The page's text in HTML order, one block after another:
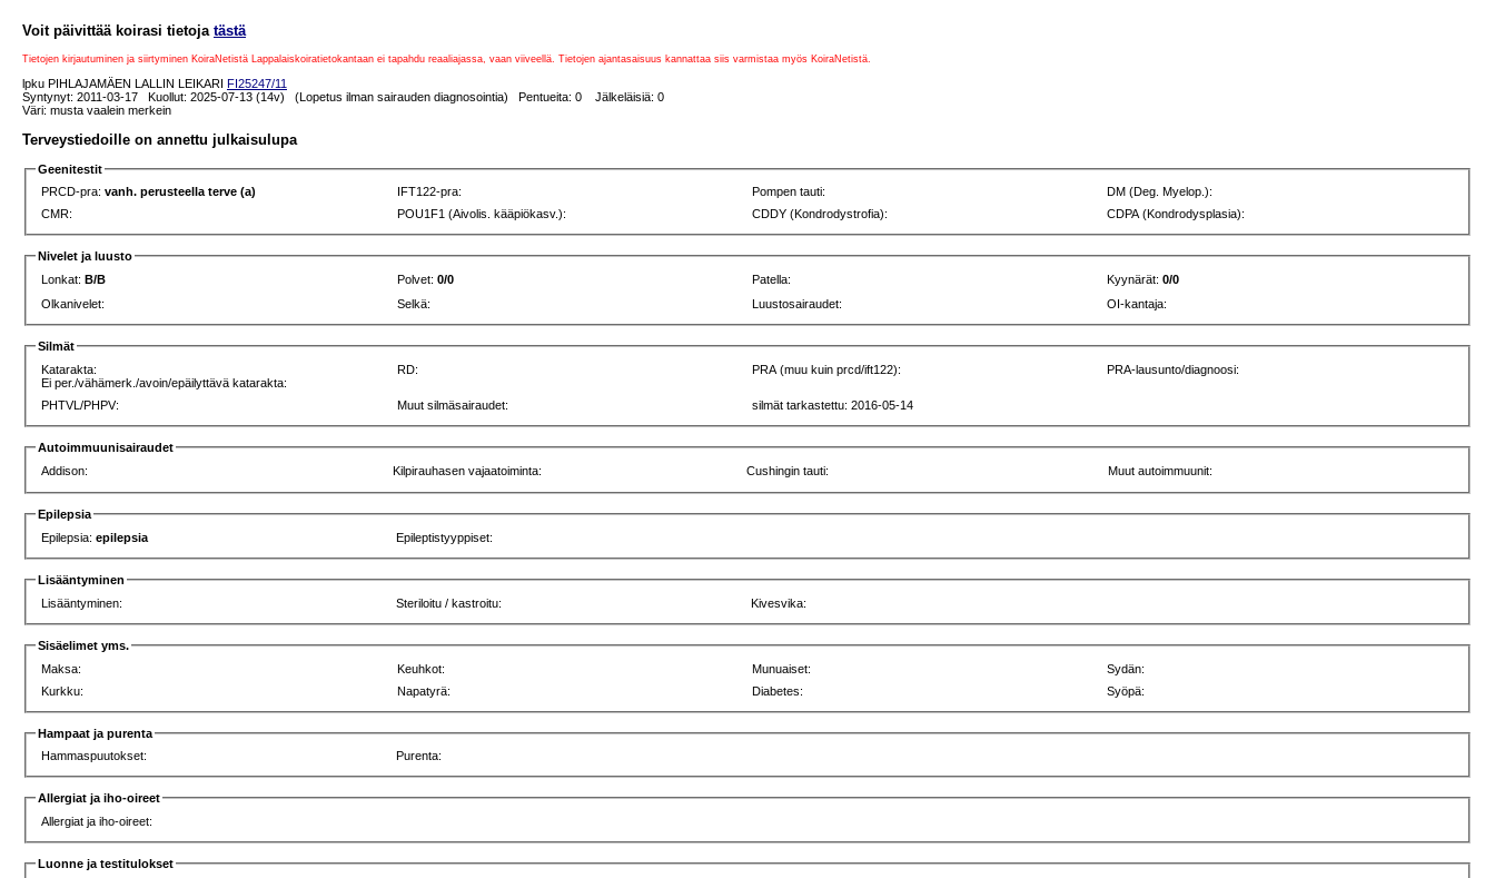
Voit päivittää koirasi tietoja tästä
Tietojen kirjautuminen ja siirtyminen KoiraNetistä Lappalaiskoiratietokantaan ei tapahdu reaaliajassa, vaan viiveellä. Tietojen ajantasaisuus kannattaa siis varmistaa myös KoiraNetistä.
lpku PIHLAJAMÄEN LALLIN LEIKARI FI25247/11
Syntynyt: 2011-03-17 Kuollut: 2025-07-13 (14v) (Lopetus ilman sairauden diagnosointia) Pentueita: 0 Jälkeläisiä: 0
Väri: musta vaalein merkein
Terveystiedoille on annettu julkaisulupa
Geenitestit
PRCD-pra:vanh. perusteella terve (a) IFT122-pra: Pompen tauti:
DM (Deg. Myelop.):
CMR:
POU1F1 (Aivolis. kääpiökasv.): CDDY (Kondrodystrofia): CDPA (Kondrodysplasia):
Nivelet ja luusto
Lonkat:B/B Polvet:0/0 Patella: Kyynärät:0/0
Olkanivelet:
Selkä: Luustosairaudet: OI-kantaja:
Silmät
Katarakta:
Ei per./vähämerk./avoin/epäilyttävä katarakta:
RD: PRA (muu kuin prcd/ift122): PRA-lausunto/diagnoosi:
PHTVL/PHPV: Muut silmäsairaudet: silmät tarkastettu: 2016-05-14
Autoimmuunisairaudet
Addison:
Kilpirauhasen vajaatoiminta: Cushingin tauti: Muut autoimmuunit:
Epilepsia
Epilepsia:epilepsia Epileptistyyppiset:
Lisääntyminen
Lisääntyminen:
Steriloitu / kastroitu: Kivesvika:
Sisäelimet yms.
Maksa:
Keuhkot: Munuaiset:
Sydän:
Kurkku:
Napatyrä: Diabetes: Syöpä:
Hampaat ja purenta
Hammaspuutokset:
Purenta:
Allergiat ja iho-oireet
Allergiat ja iho-oireet:
Luonne ja testitulokset